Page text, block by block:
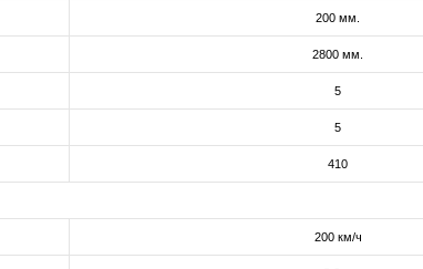
200 мм.
2800 мм.
5
5
410
200 км/ч